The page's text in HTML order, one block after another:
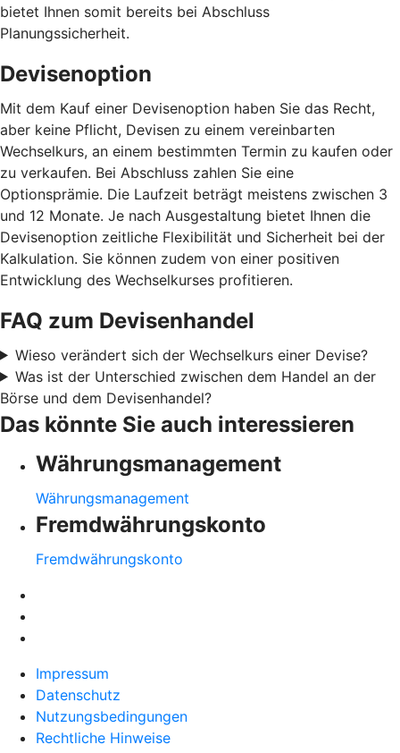
bietet Ihnen somit bereits bei Abschluss
Planungssicherheit.
Devisenoption
Mit dem Kauf einer Devisenoption haben Sie das Recht,
aber keine Pflicht, Devisen zu einem vereinbarten
Wechselkurs, an einem bestimmten Termin zu kaufen oder
zu verkaufen. Bei Abschluss zahlen Sie eine
Optionsprämie. Die Laufzeit beträgt meistens zwischen 3
und 12 Monate. Je nach Ausgestaltung bietet Ihnen die
Devisenoption zeitliche Flexibilität und Sicherheit bei der
Kalkulation. Sie können zudem von einer positiven
Entwicklung des Wechselkurses profitieren.
FAQ zum Devisenhandel
Wieso verändert sich der Wechselkurs einer Devise?
Was ist der Unterschied zwischen dem Handel an der
Börse und dem Devisenhandel?
Das könnte Sie auch interessieren
Währungsmanagement
Währungsmanagement
Fremdwährungskonto
Fremdwährungskonto
Impressum
Datenschutz
Nutzungsbedingungen
Rechtliche Hinweise